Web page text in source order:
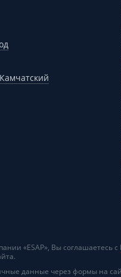
«ESAP», Вы соглашаетесь с
данные через формы на